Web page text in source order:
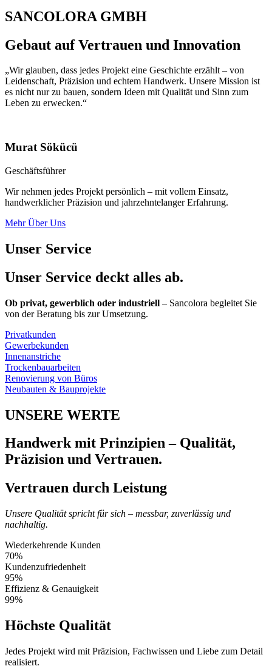
SANCOLORA GMBH
Gebaut auf Vertrauen und Innovation
„Wir glauben, dass jedes Projekt eine Geschichte erzählt – von
Leidenschaft, Präzision und echtem Handwerk. Unsere Mission ist
es nicht nur zu bauen, sondern Ideen mit Qualität und Sinn zum
Leben zu erwecken.“
Murat Sökücü
Geschäftsführer
Wir nehmen jedes Projekt persönlich – mit vollem Einsatz,
handwerklicher Präzision und jahrzehntelanger Erfahrung.
Mehr Über Uns
Unser Service
Unser Service deckt alles ab.
Ob privat, gewerblich oder industriell – Sancolora begleitet Sie
von der Beratung bis zur Umsetzung.
Privatkunden
Gewerbekunden
Innenanstriche
Trockenbauarbeiten
Renovierung von Büros
Neubauten & Bauprojekte
UNSERE WERTE
Handwerk mit Prinzipien – Qualität,
Präzision und Vertrauen.
Vertrauen durch Leistung
Unsere Qualität spricht für sich – messbar, zuverlässig und
nachhaltig.
Wiederkehrende Kunden
70%
Kundenzufriedenheit
95%
Effizienz & Genauigkeit
99%
Höchste Qualität
Jedes Projekt wird mit Präzision, Fachwissen und Liebe zum Detail
realisiert.